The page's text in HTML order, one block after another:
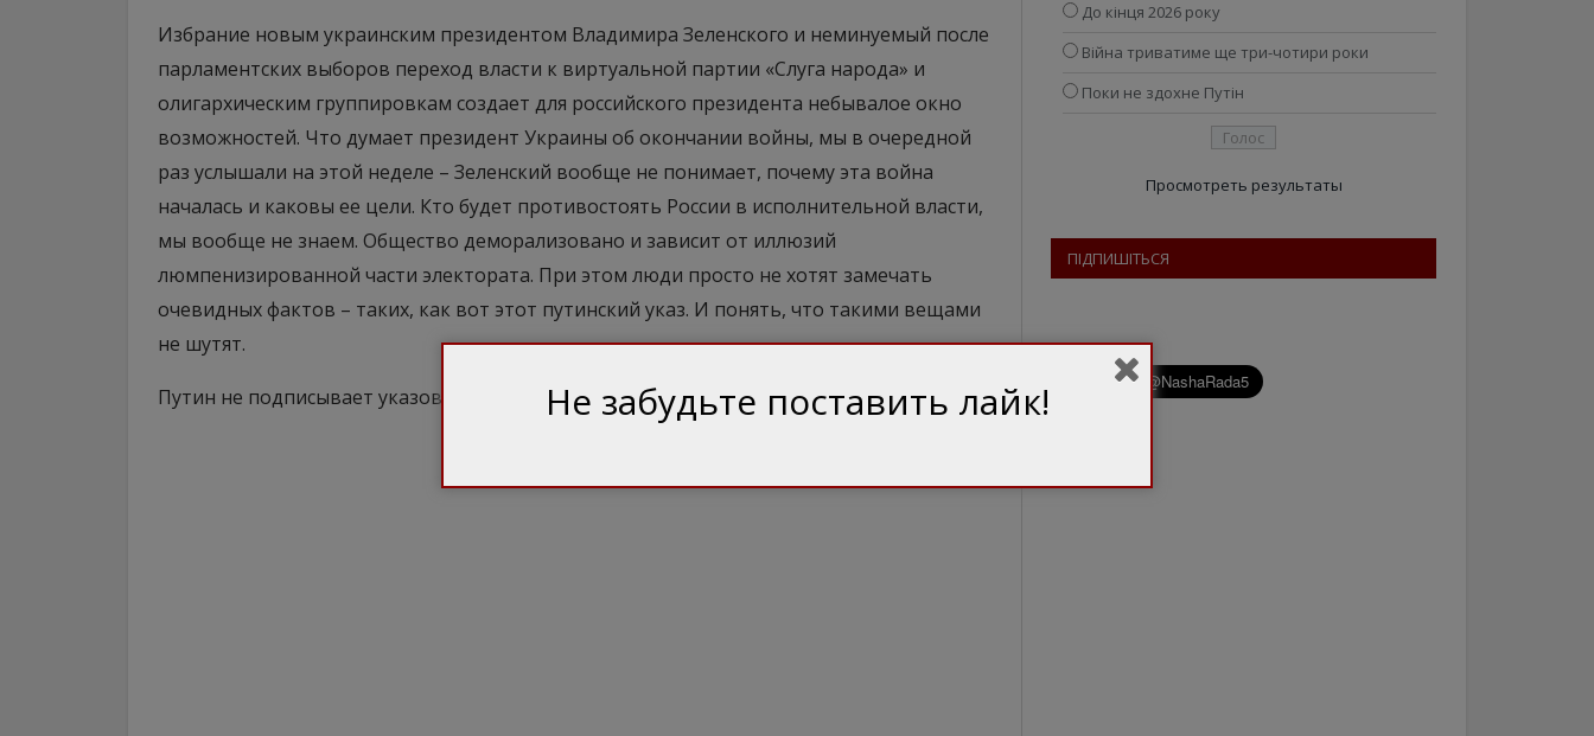
Избрание новым украинским президентом Владимира Зеленского и неминуемый после
парламентских выборов переход власти к виртуальной партии «Слуга народа» и
олигархическим группировкам создает для российского президента небывалое окно
возможностей. Что думает президент Украины об окончании войны, мы в очередной
раз услышали на этой неделе – Зеленский вообще не понимает, почему эта война
началась и каковы ее цели. Кто будет противостоять России в исполнительной власти,
мы вообще не знаем. Общество деморализовано и зависит от иллюзий
люмпенизированной части электората. При этом люди просто не хотят замечать
очевидных фактов – таких, как вот этот путинский указ. И понять, что такими вещами
не шутят.
Путин не подписывает указов просто так.
До кінця 2026 року
Війна триватиме ще три-чотири роки
Поки не здохне Путін
Просмотреть результаты
ПІДПИШІТЬСЯ
Не забудьте поставить лайк!